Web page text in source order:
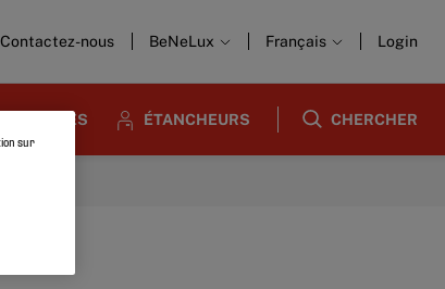
Contactez-nous BeNeLux Français Login
ÉTANCHEURS CHERCHER
sur